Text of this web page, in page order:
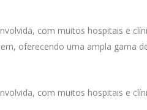
com muitos hospitais e
oferecendo uma ampla gama
com muitos hospitais e